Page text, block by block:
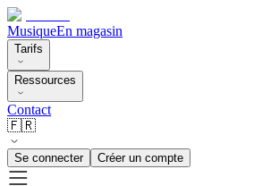
MusiqueEn magasin
Tarifs
Ressources
Contact
🇫🇷
Se connecter Créer un compte